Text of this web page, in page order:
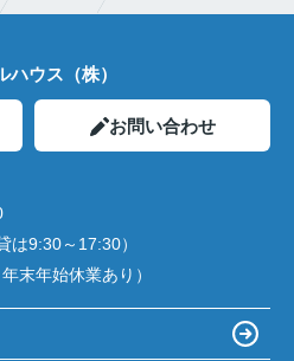
ハウス（株）
お問い合わせ
は9:30～17:30）
末年始休業あり）